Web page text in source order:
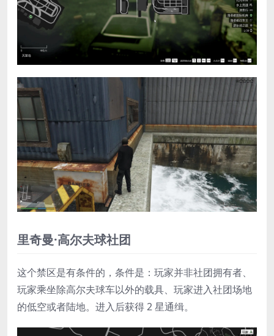
里奇曼·高尔夫球社团
这个禁区是有条件的，条件是：玩家并非社团拥有者、
玩家乘坐除高尔夫球车以外的载具、玩家进入社团场地
的低空或者陆地。进入后获得 2 星通缉。